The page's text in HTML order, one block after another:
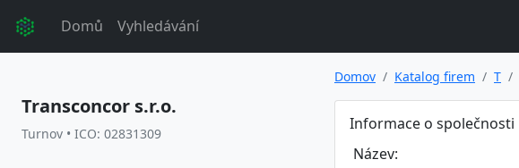
Domů Vyhledávání
Transconcor s.r.o.
Turnov • ICO: 02831309
Domov Katalog firem T
Informace o společnosti
Název: